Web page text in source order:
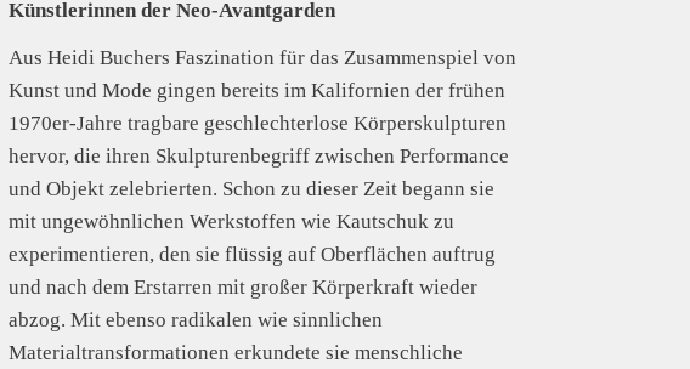
Künstlerinnen der Neo-Avantgarden
Aus Heidi Buchers Faszination für das Zusammenspiel von
Kunst und Mode gingen bereits im Kalifornien der frühen
1970er-Jahre tragbare geschlechterlose Körperskulpturen
hervor, die ihren Skulpturenbegriff zwischen Performance
und Objekt zelebrierten. Schon zu dieser Zeit begann sie
mit ungewöhnlichen Werkstoffen wie Kautschuk zu
experimentieren, den sie flüssig auf Oberflächen auftrug
und nach dem Erstarren mit großer Körperkraft wieder
abzog. Mit ebenso radikalen wie sinnlichen
Materialtransformationen erkundete sie menschliche